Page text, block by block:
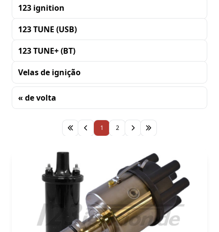
123 ignition
123 TUNE (USB)
123 TUNE+ (BT)
Velas de ignição
« de volta
1 2